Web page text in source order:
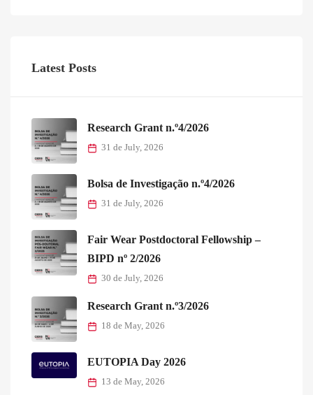
Latest Posts
Research Grant n.º4/2026
31 de July, 2026
Bolsa de Investigação n.º4/2026
31 de July, 2026
Fair Wear Postdoctoral Fellowship –
BIPD nº 2/2026
30 de July, 2026
Research Grant n.º3/2026
18 de May, 2026
EUTOPIA Day 2026
13 de May, 2026